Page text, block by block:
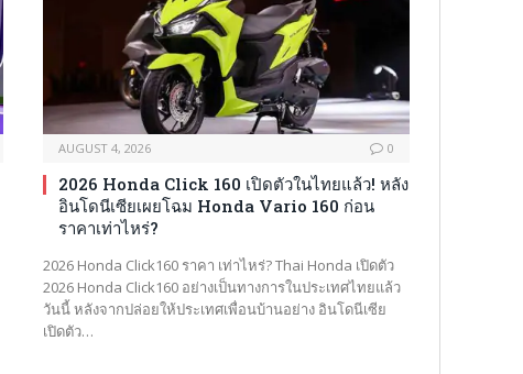
AUGUST 4, 2026 0
2026 Honda Click 160 เปิดตัวในไทยแล้ว! หลัง
อินโดนีเซียเผยโฉม Honda Vario 160 ก่อน
ราคาเท่าไหร่?
2026 Honda Click160 ราคา เท่าไหร่? Thai Honda เปิดตัว
2026 Honda Click160 อย่างเป็นทางการในประเทศไทยแล้ว
วันนี้ หลังจากปล่อยให้ประเทศเพื่อนบ้านอย่าง อินโดนีเซีย
เปิดตัว…